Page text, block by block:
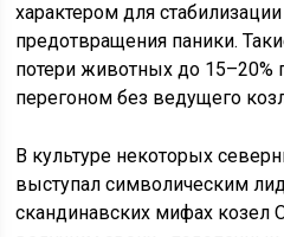
характером для
предотвращения паники.
потери животных до 15–20%
перегоном без ведущего
В культуре некоторых
выступал символическим
скандинавских мифах